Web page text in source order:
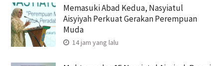
Memasuki Abad Kedua, Nasyiatul
Aisyiyah Perkuat Gerakan Perempuan
Muda
14 jam yang lalu